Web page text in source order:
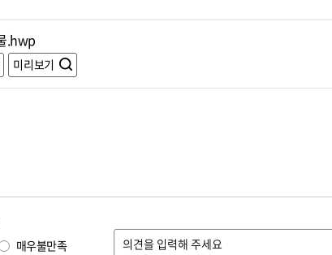
.hwp
미리보기
매우불만족